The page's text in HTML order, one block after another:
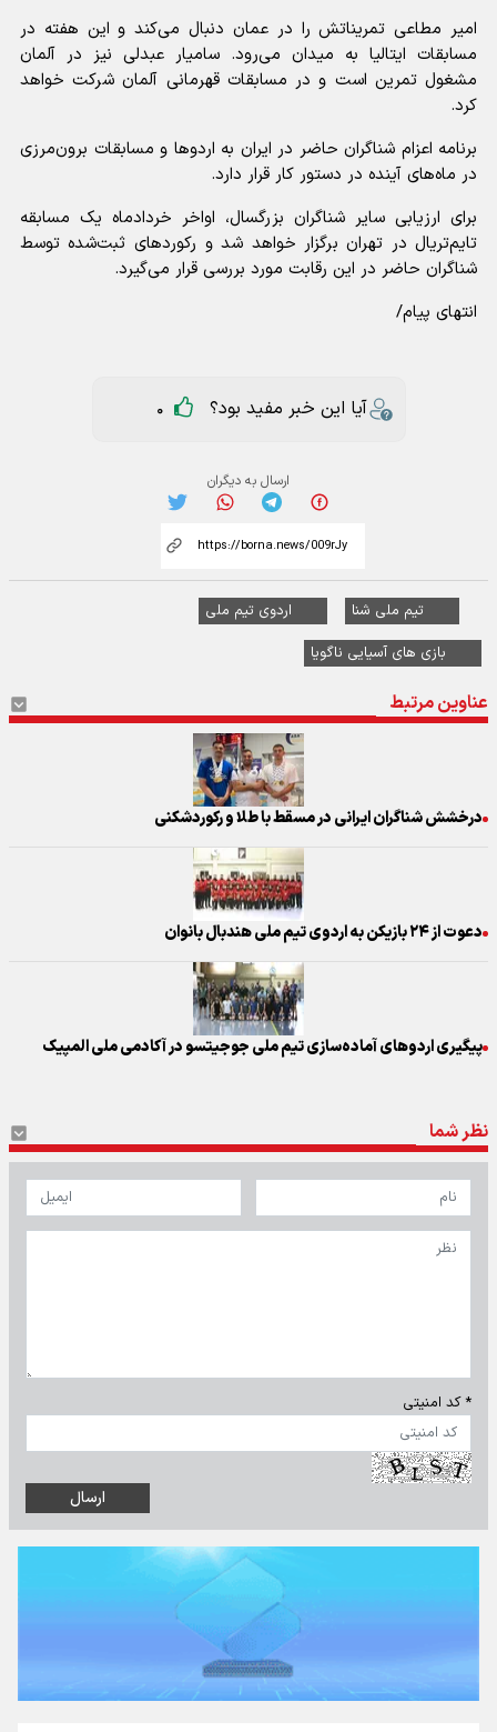
امیر مطاعی تمریناتش را در عمان دنبال می‌کند و این هفته در
مسابقات ایتالیا به میدان می‌رود. سامیار عبدلی نیز در آلمان
مشغول تمرین است و در مسابقات قهرمانی آلمان شرکت خواهد
کرد.
برنامه اعزام شناگران حاضر در ایران به اردوها و مسابقات برون‌مرزی
در ماه‌های آینده در دستور کار قرار دارد.
برای ارزیابی سایر شناگران بزرگسال، اواخر خردادماه یک مسابقه
تایم‌تریال در تهران برگزار خواهد شد و رکوردهای ثبت‌شده توسط
شناگران حاضر در این رقابت مورد بررسی قرار می‌گیرد.
انتهای پیام/
آیا این خبر مفید بود؟ 0
ارسال به دیگران
تیم ملی شنا
اردوی تیم ملی
بازی های آسیایی ناگویا
عناوین مرتبط
درخشش شناگران ایرانی در مسقط با طلا و رکوردشکنی
دعوت از ۲۴ بازیکن به اردوی تیم ملی هندبال بانوان
پیگیری اردو‌های آماده‌سازی تیم ملی جوجیتسو در آکادمی ملی المپیک
نظر شما
* کد امنیتی